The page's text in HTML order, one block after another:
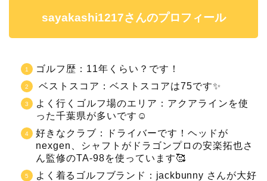
sayakashi1217さんのプロフィール
ゴルフ歴：11年くらい？です！
ベストスコア：ベストスコアは75です✨
よく行くゴルフ場のエリア：アクアラインを使
った千葉県が多いです☺️
好きなクラブ：ドライバーです！ヘッドが
nexgen、シャフトがドラゴンプロの安楽拓也さ
ん監修のTA-98を使っています🥰
よく着るゴルフブランド：jackbunny さんが大好